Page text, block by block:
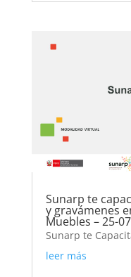
Sunarp te
y gravámenes
Muebles – 25-
Sunarp te
leer más